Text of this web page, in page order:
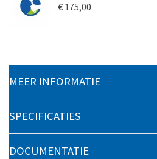
€ 175,00
MEER INFORMATIE
SPECIFICATIES
DOCUMENTATIE